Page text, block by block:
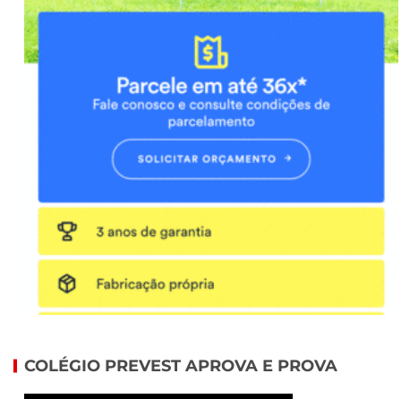
COLÉGIO PREVEST APROVA E PROVA